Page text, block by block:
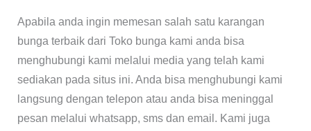
Apabila anda ingin memesan salah satu karangan
bunga terbaik dari Toko bunga kami anda bisa
menghubungi kami melalui media yang telah kami
sediakan pada situs ini. Anda bisa menghubungi kami
langsung dengan telepon atau anda bisa meninggal
pesan melalui whatsapp, sms dan email. Kami juga